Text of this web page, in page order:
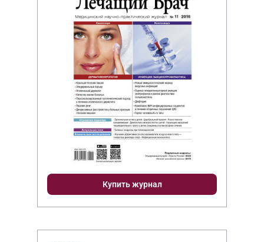
Купить журнал